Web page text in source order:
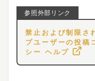
禁止および制限さ
プユーザーの投稿
シー ヘルプ